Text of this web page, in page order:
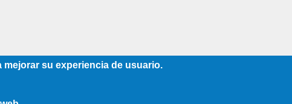
su experiencia de usuario.